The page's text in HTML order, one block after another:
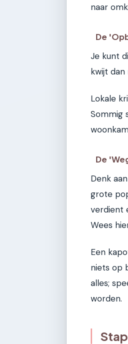
naar
De
Je kunt
kwijt dan
Lokale
Sommig
De
Denk
grote
verdient
Wees
Een
niets op
alles;
worden.